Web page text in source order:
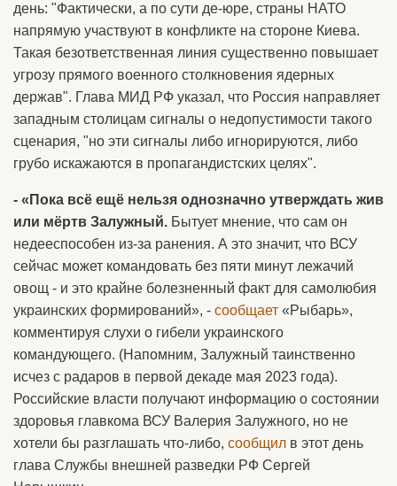
день: "Фактически, а по сути де-юре, страны НАТО
напрямую участвуют в конфликте на стороне Киева.
Такая безответственная линия существенно повышает
угрозу прямого военного столкновения ядерных
держав". Глава МИД РФ указал, что Россия направляет
западным столицам сигналы о недопустимости такого
сценария, "но эти сигналы либо игнорируются, либо
грубо искажаются в пропагандистских целях".
- «Пока всё ещё нельзя однозначно утверждать жив
или мёртв Залужный. Бытует мнение, что сам он
недееспособен из-за ранения. А это значит, что ВСУ
сейчас может командовать без пяти минут лежачий
овощ - и это крайне болезненный факт для самолюбия
украинских формирований», - сообщает «Рыбарь»,
комментируя слухи о гибели украинского
командующего. (Напомним, Залужный таинственно
исчез с радаров в первой декаде мая 2023 года).
Российские власти получают информацию о состоянии
здоровья главкома ВСУ Валерия Залужного, но не
хотели бы разглашать что-либо, сообщил в этот день
глава Службы внешней разведки РФ Сергей